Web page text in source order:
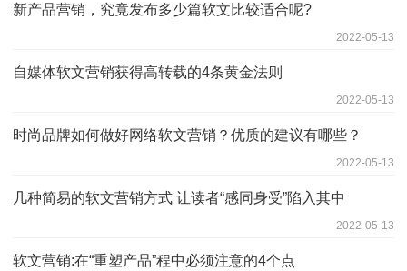
新产品营销，究竟发布多少篇软文比较适合呢?
2022-05-13
自媒体软文营销获得高转载的4条黄金法则
2022-05-13
时尚品牌如何做好网络软文营销？优质的建议有哪些？
2022-05-13
几种简易的软文营销方式 让读者“感同身受”陷入其中
2022-05-13
软文营销:在“重塑产品”程中必须注意的4个点